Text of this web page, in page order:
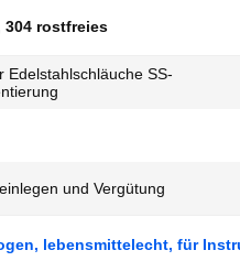
304 rostfreies
Edelstahlschläuche SS-
und Vergütung
lebensmittelecht, für